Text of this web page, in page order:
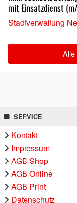
mit Einsatzdienst
Stadtverwaltung
Alle
SERVICE
Kontakt
Impressum
AGB Shop
AGB Online
AGB Print
Datenschutz